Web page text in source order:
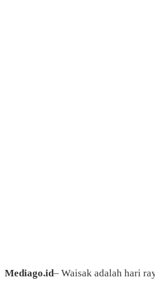
Mediago.id– Waisak adalah hari